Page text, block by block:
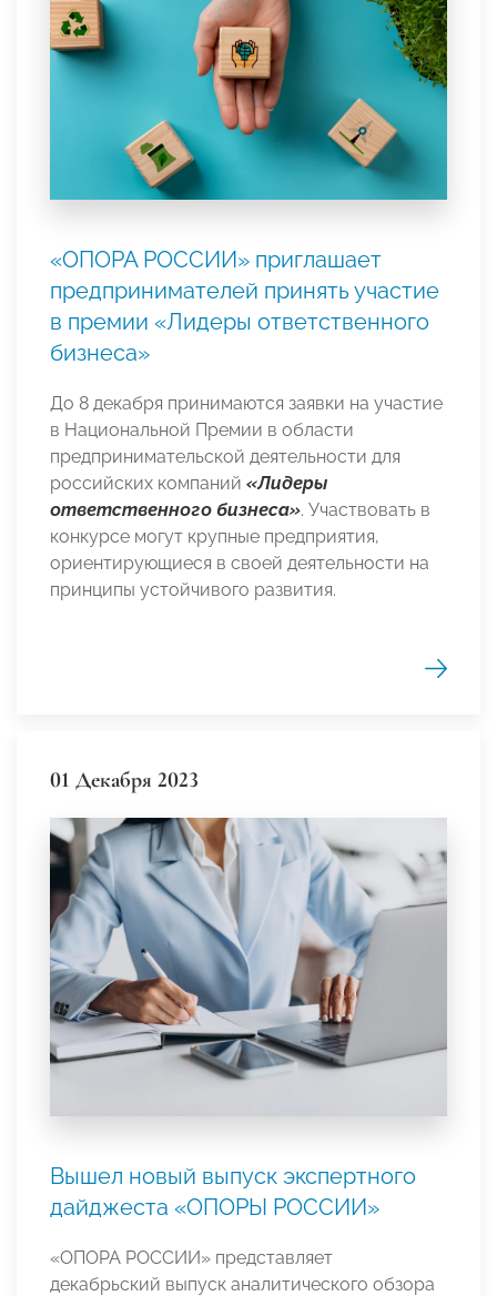
«ОПОРА РОССИИ» приглашает
предпринимателей принять участие
в премии «Лидеры ответственного
бизнеса»
До 8 декабря принимаются заявки на участие
в Национальной Премии в области
предпринимательской деятельности для
российских компаний «Лидеры
ответственного бизнеса». Участвовать в
конкурсе могут крупные предприятия,
ориентирующиеся в своей деятельности на
принципы устойчивого развития.
01 Декабря 2023
Вышел новый выпуск экспертного
дайджеста «ОПОРЫ РОССИИ»
«ОПОРА РОССИИ» представляет
декабрьский выпуск аналитического обзора